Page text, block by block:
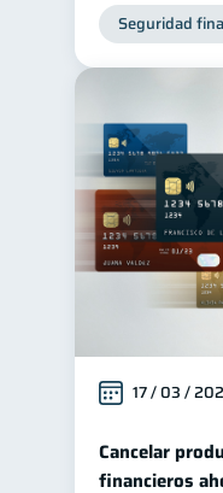
Seguridad
17 / 03 /
Cancelar
financieros